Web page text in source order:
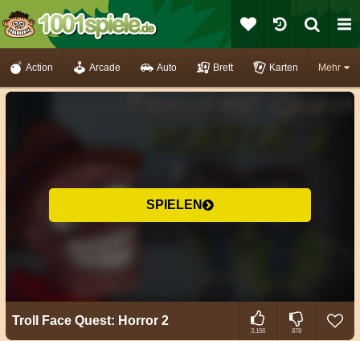
Mehr
Action Arcade Auto Brett Karten
SPIELEN
Troll Face Quest: Horror 2
3.166 878